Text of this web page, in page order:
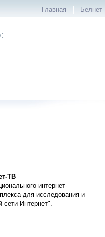
Главная | Белнет
ТВ
интернет-
для исследования и
сети Интернет".